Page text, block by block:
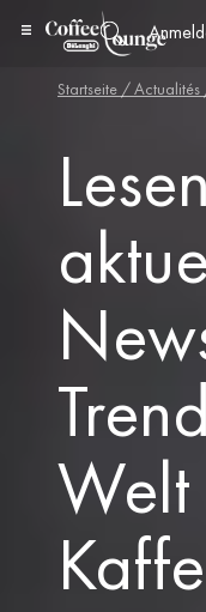
Startseite / Actualités
Welt